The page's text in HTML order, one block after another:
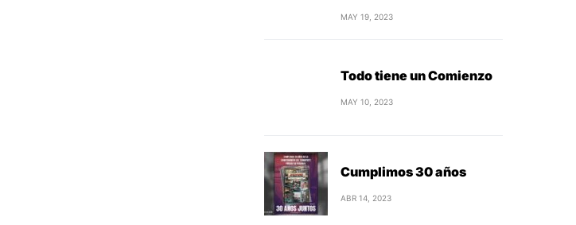
MAY 19, 2023
Todo tiene un Comienzo
MAY 10, 2023
Cumplimos 30 años
ABR 14, 2023